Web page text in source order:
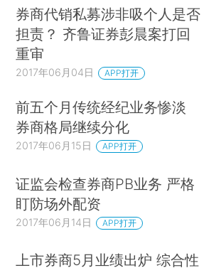
券商代销私募涉非吸个人是否
担责？ 齐鲁证券彭晨案打回
重审
2017年06月04日 APP打开
前五个月传统经纪业务惨淡
券商格局继续分化
2017年06月15日 APP打开
证监会检查券商PB业务 严格
盯防场外配资
2017年06月14日 APP打开
上市券商5月业绩出炉 综合性